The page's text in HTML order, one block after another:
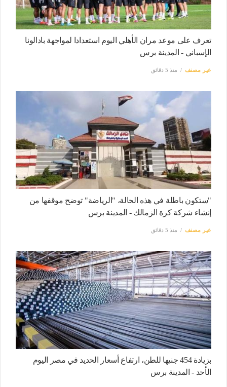
تعرف على موعد مران الأهلي اليوم استعدادا لمواجهة بادالونا
الإسباني - المدينة برس
غير مصنف منذ 5 دقائق
"ستكون باطلة في هذه الحالة، "الرياضة" توضح موقفها من
إنشاء شركة كرة الزمالك - المدينة برس
غير مصنف منذ 5 دقائق
بزيادة 454 جنيها للطن، ارتفاع أسعار الحديد في مصر اليوم
الأحد - المدينة برس